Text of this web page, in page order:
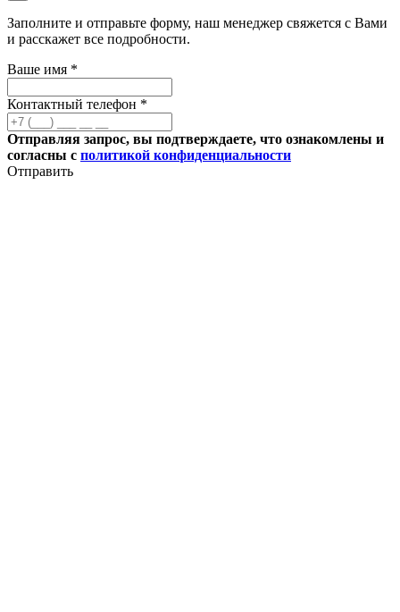
Заполните и отправьте форму, наш менеджер свяжется с Вами
и расскажет все подробности.
Ваше имя *
Контактный телефон *
Отправляя запрос, вы подтверждаете, что ознакомлены и
согласны с политикой конфиденциальности
Отправить